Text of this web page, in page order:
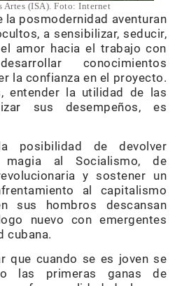
Artes (ISA). Foto: Internet
posmodernidad aventuran
a sensibilizar, seducir,
amor hacia el trabajo con
conocimientos
la confianza en el proyecto.
entender la utilidad de las
sus desempeños, es
posibilidad de devolver
magia al Socialismo, de
y sostener un
al capitalismo
sus hombros descansan
nuevo con emergentes
cubana.
que cuando se es joven se
las primeras ganas de